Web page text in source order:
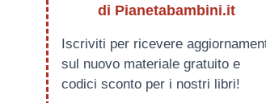
di Pianetabambini.it
Iscriviti per ricevere
sul nuovo materiale gratuito e
codici sconto per i nostri libri!